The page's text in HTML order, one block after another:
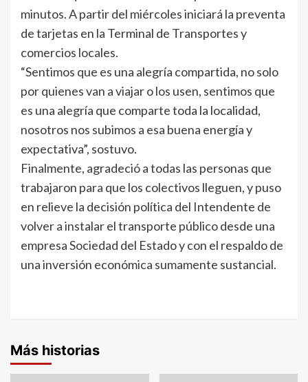
minutos. A partir del miércoles iniciará la preventa
de tarjetas en la Terminal de Transportes y
comercios locales.
“Sentimos que es una alegría compartida, no solo
por quienes van a viajar o los usen, sentimos que
es una alegría que comparte toda la localidad,
nosotros nos subimos a esa buena energía y
expectativa”, sostuvo.
Finalmente, agradeció a todas las personas que
trabajaron para que los colectivos lleguen, y puso
en relieve la decisión política del Intendente de
volver a instalar el transporte público desde una
empresa Sociedad del Estado y con el respaldo de
una inversión económica sumamente sustancial.
Más historias